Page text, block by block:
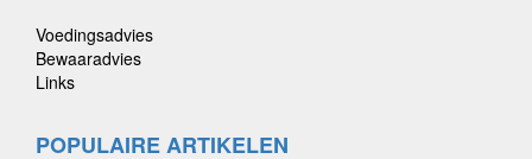
Voedingsadvies
Bewaaradvies
Links
POPULAIRE ARTIKELEN